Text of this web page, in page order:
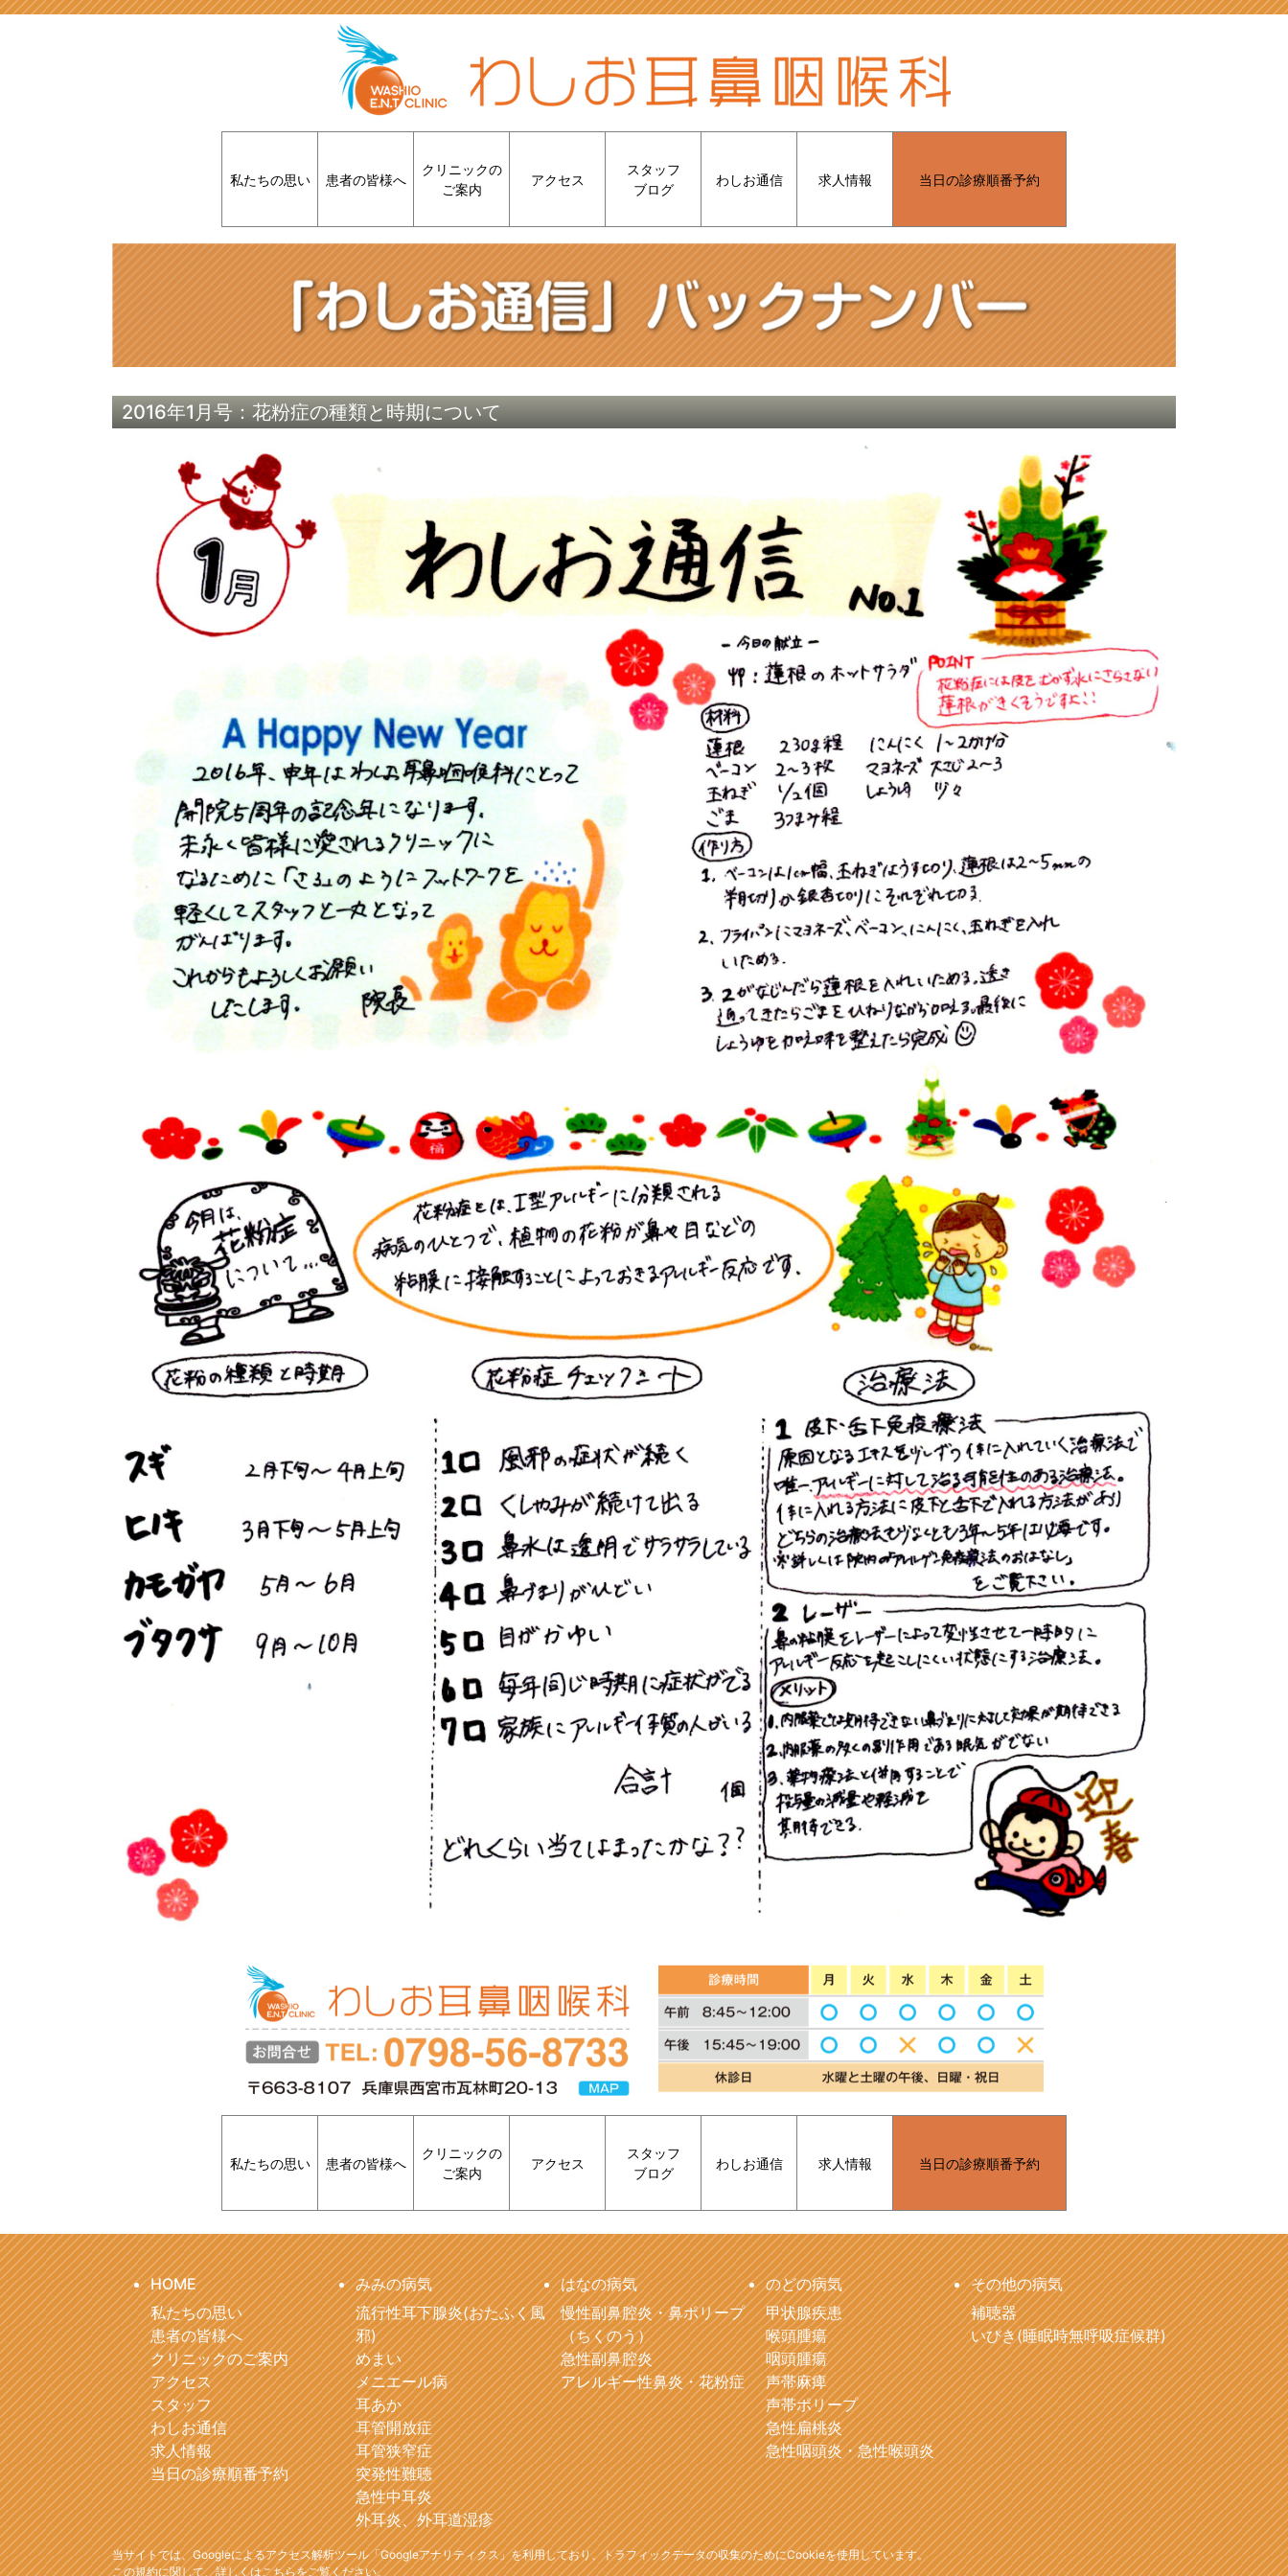
私たちの思い 患者の皆様へ
クリニックの
ご案内
アクセス
スタッフ
ブログ
わしお通信 求人情報 当日の診療順番予約
2016年1月号：花粉症の種類と時期について
私たちの思い 患者の皆様へ
クリニックの
ご案内
アクセス
スタッフ
ブログ
わしお通信 求人情報 当日の診療順番予約
HOME
私たちの思い
患者の皆様へ
クリニックのご案内
アクセス
スタッフ
わしお通信
求人情報
当日の診療順番予約
みみの病気
流行性耳下腺炎(おたふく風
邪)
めまい
メニエール病
耳あか
耳管開放症
耳管狭窄症
突発性難聴
急性中耳炎
外耳炎、外耳道湿疹
はなの病気
慢性副鼻腔炎・鼻ポリープ
（ちくのう）
急性副鼻腔炎
アレルギー性鼻炎・花粉症
のどの病気
甲状腺疾患
喉頭腫瘍
咽頭腫瘍
声帯麻痺
声帯ポリープ
急性扁桃炎
急性咽頭炎・急性喉頭炎
その他の病気
補聴器
いびき(睡眠時無呼吸症候群)
当サイトでは、Googleによるアクセス解析ツール「Googleアナリティクス」を利用しており、トラフィックデータの収集のためにCookieを使用しています。
この規約に関して、詳しくはこちらをご覧ください。